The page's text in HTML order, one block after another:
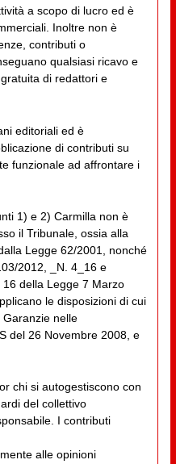
a scopo di lucro ed è
Inoltre non è
contributi o
qualsiasi ricavo e
di redattori e
editoriali ed è
di contributi su
funzionale ad affrontare i
1) e 2) Carmilla non è
il Tribunale, ossia alla
Legge 62/2001, nonché
2012, _N. 4_16 e
16 della Legge 7 Marzo
le disposizioni di cui
nelle
del 26 Novembre 2008, e
chi si autogestiscono con
del collettivo
I contributi
alle opinioni